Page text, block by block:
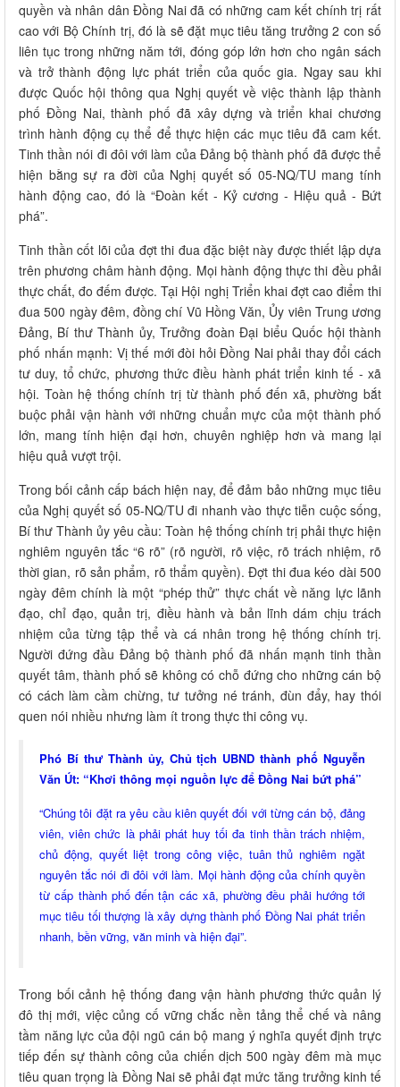
quyền và nhân dân Đồng Nai đã có những cam kết chính trị rất
cao với Bộ Chính trị, đó là sẽ đặt mục tiêu tăng trưởng 2 con số
liên tục trong những năm tới, đóng góp lớn hơn cho ngân sách
và trở thành động lực phát triển của quốc gia. Ngay sau khi
được Quốc hội thông qua Nghị quyết về việc thành lập thành
phố Đồng Nai, thành phố đã xây dựng và triển khai chương
trình hành động cụ thể để thực hiện các mục tiêu đã cam kết.
Tinh thần nói đi đôi với làm của Đảng bộ thành phố đã được thể
hiện bằng sự ra đời của Nghị quyết số 05-NQ/TU mang tính
hành động cao, đó là “Đoàn kết - Kỷ cương - Hiệu quả - Bứt
phá”.
Tinh thần cốt lõi của đợt thi đua đặc biệt này được thiết lập dựa
trên phương châm hành động. Mọi hành động thực thi đều phải
thực chất, đo đếm được. Tại Hội nghị Triển khai đợt cao điểm thi
đua 500 ngày đêm, đồng chí Vũ Hồng Văn, Ủy viên Trung ương
Đảng, Bí thư Thành ủy, Trưởng đoàn Đại biểu Quốc hội thành
phố nhấn mạnh: Vị thế mới đòi hỏi Đồng Nai phải thay đổi cách
tư duy, tổ chức, phương thức điều hành phát triển kinh tế - xã
hội. Toàn hệ thống chính trị từ thành phố đến xã, phường bắt
buộc phải vận hành với những chuẩn mực của một thành phố
lớn, mang tính hiện đại hơn, chuyên nghiệp hơn và mang lại
hiệu quả vượt trội.
Trong bối cảnh cấp bách hiện nay, để đảm bảo những mục tiêu
của Nghị quyết số 05-NQ/TU đi nhanh vào thực tiễn cuộc sống,
Bí thư Thành ủy yêu cầu: Toàn hệ thống chính trị phải thực hiện
nghiêm nguyên tắc “6 rõ” (rõ người, rõ việc, rõ trách nhiệm, rõ
thời gian, rõ sản phẩm, rõ thẩm quyền). Đợt thi đua kéo dài 500
ngày đêm chính là một “phép thử” thực chất về năng lực lãnh
đạo, chỉ đạo, quản trị, điều hành và bản lĩnh dám chịu trách
nhiệm của từng tập thể và cá nhân trong hệ thống chính trị.
Người đứng đầu Đảng bộ thành phố đã nhấn mạnh tinh thần
quyết tâm, thành phố sẽ không có chỗ đứng cho những cán bộ
có cách làm cầm chừng, tư tưởng né tránh, đùn đẩy, hay thói
quen nói nhiều nhưng làm ít trong thực thi công vụ.
Phó Bí thư Thành ủy, Chủ tịch UBND thành phố Nguyễn
Văn Út: “Khơi thông mọi nguồn lực để Đồng Nai bứt phá”
“Chúng tôi đặt ra yêu cầu kiên quyết đối với từng cán bộ, đảng
viên, viên chức là phải phát huy tối đa tinh thần trách nhiệm,
chủ động, quyết liệt trong công việc, tuân thủ nghiêm ngặt
nguyên tắc nói đi đôi với làm. Mọi hành động của chính quyền
từ cấp thành phố đến tận các xã, phường đều phải hướng tới
mục tiêu tối thượng là xây dựng thành phố Đồng Nai phát triển
nhanh, bền vững, văn minh và hiện đại”.
Trong bối cảnh hệ thống đang vận hành phương thức quản lý
đô thị mới, việc củng cố vững chắc nền tảng thể chế và nâng
tầm năng lực của đội ngũ cán bộ mang ý nghĩa quyết định trực
tiếp đến sự thành công của chiến dịch 500 ngày đêm mà mục
tiêu quan trọng là Đồng Nai sẽ phải đạt mức tăng trưởng kinh tế